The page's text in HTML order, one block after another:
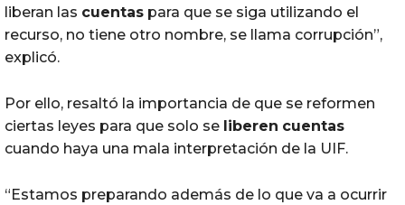
liberan las cuentas para que se siga utilizando el
recurso, no tiene otro nombre, se llama corrupción”,
explicó.
Por ello, resaltó la importancia de que se reformen
ciertas leyes para que solo se liberen cuentas
cuando haya una mala interpretación de la UIF.
“Estamos preparando además de lo que va a ocurrir